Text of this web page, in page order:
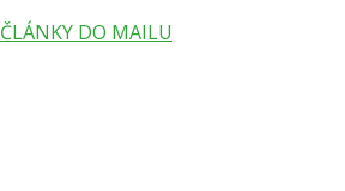
ČLÁNKY DO MAILU